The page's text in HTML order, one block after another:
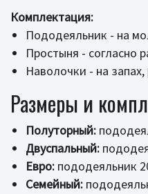
Комплектация:
Пододеяльник - на
Простыня - согласно
Наволочки - на
Размеры и
Полуторный:
Двуспальный:
Евро: пододеяльник
Семейный: